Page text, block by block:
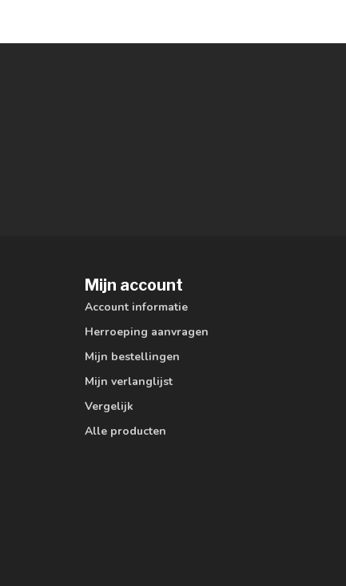
Mijn account
Account informatie
Herroeping aanvragen
Mijn bestellingen
Mijn verlanglijst
Vergelijk
Alle producten